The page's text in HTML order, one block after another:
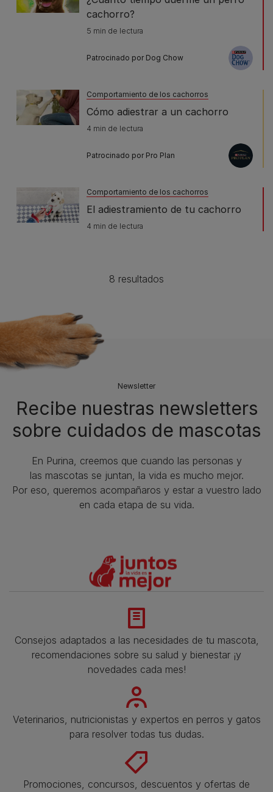
cachorro?
5 min de lectura
Patrocinado por Dog Chow
Comportamiento de los cachorros
Cómo adiestrar a un cachorro
4 min de lectura
Patrocinado por Pro Plan
Comportamiento de los cachorros
El adiestramiento de tu cachorro
4 min de lectura
8 resultados
Newsletter
Recibe nuestras newsletters
sobre cuidados de mascotas​
En Purina, creemos que cuando las personas y
las mascotas se juntan, la vida es mucho mejor.
Por eso, queremos acompañaros y estar a vuestro lado
en cada etapa de su vida.​
Consejos adaptados a las necesidades de tu mascota,
recomendaciones sobre su salud y bienestar ¡y
novedades cada mes!
Veterinarios, nutricionistas y expertos en perros y gatos
para resolver todas tus dudas.​
Promociones, concursos, descuentos y ofertas de